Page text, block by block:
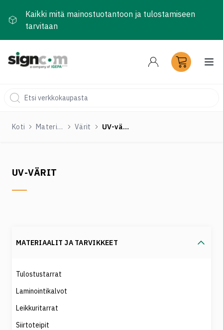
Kaikki mitä mainostuotantoon ja tulostamiseen
tarvitaan
Koti Materiaalit ja tarvikkeet Värit UV-värit
UV-VÄRIT
MATERIAALIT JA TARVIKKEET
Tulostustarrat
Laminointikalvot
Leikkuritarrat
Siirtoteipit